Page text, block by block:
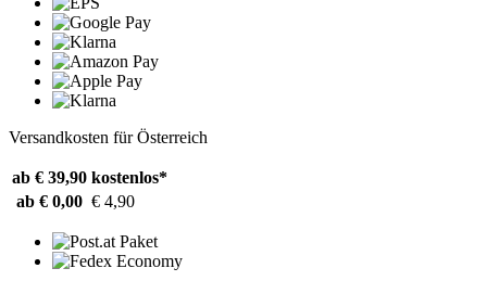
Versandkosten für Österreich
ab € 39,90 kostenlos*
ab € 0,00 € 4,90